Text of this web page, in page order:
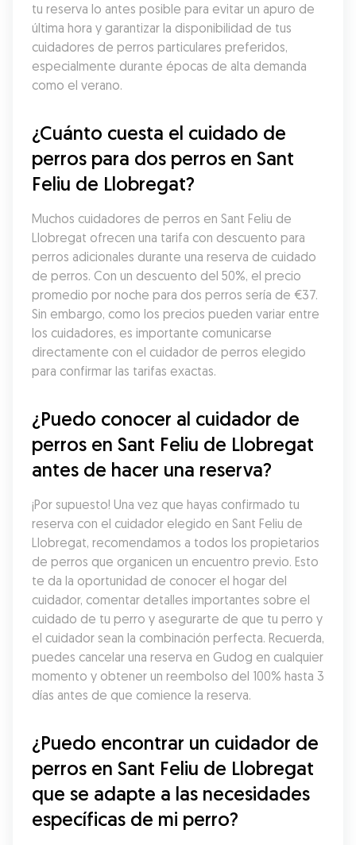
tu reserva lo antes posible para evitar un apuro de
última hora y garantizar la disponibilidad de tus
cuidadores de perros particulares preferidos,
especialmente durante épocas de alta demanda
como el verano.
¿Cuánto cuesta el cuidado de
perros para dos perros en Sant
Feliu de Llobregat?
Muchos cuidadores de perros en Sant Feliu de
Llobregat ofrecen una tarifa con descuento para
perros adicionales durante una reserva de cuidado
de perros. Con un descuento del 50%, el precio
promedio por noche para dos perros sería de €37.
Sin embargo, como los precios pueden variar entre
los cuidadores, es importante comunicarse
directamente con el cuidador de perros elegido
para confirmar las tarifas exactas.
¿Puedo conocer al cuidador de
perros en Sant Feliu de Llobregat
antes de hacer una reserva?
¡Por supuesto! Una vez que hayas confirmado tu
reserva con el cuidador elegido en Sant Feliu de
Llobregat, recomendamos a todos los propietarios
de perros que organicen un encuentro previo. Esto
te da la oportunidad de conocer el hogar del
cuidador, comentar detalles importantes sobre el
cuidado de tu perro y asegurarte de que tu perro y
el cuidador sean la combinación perfecta. Recuerda,
puedes cancelar una reserva en Gudog en cualquier
momento y obtener un reembolso del 100% hasta 3
días antes de que comience la reserva.
¿Puedo encontrar un cuidador de
perros en Sant Feliu de Llobregat
que se adapte a las necesidades
específicas de mi perro?